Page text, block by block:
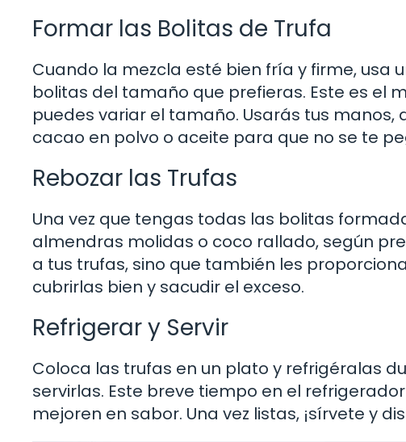
Formar las Bolitas de Trufa
Cuando la mezcla esté bien fría y firme,
bolitas del tamaño que prefieras. Este es el
puedes variar el tamaño. Usarás tus
cacao en polvo o aceite para que no se te
Rebozar las Trufas
Una vez que tengas todas las bolitas
almendras molidas o coco rallado, según
a tus trufas, sino que también les
cubrirlas bien y sacudir el exceso.
Refrigerar y Servir
Coloca las trufas en un plato y refrigéralas
servirlas. Este breve tiempo en el
mejoren en sabor. Una vez listas, ¡sírvete y